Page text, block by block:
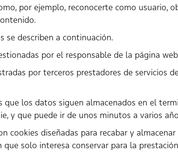
por ejemplo, reconocerte como usuario,
se describen a continuación.
por el responsable de la página
por terceros prestadores de servicios
que los datos siguen almacenados en el
y que puede ir de unos minutos a varios
cookies diseñadas para recabar y
solo interesa conservar para la